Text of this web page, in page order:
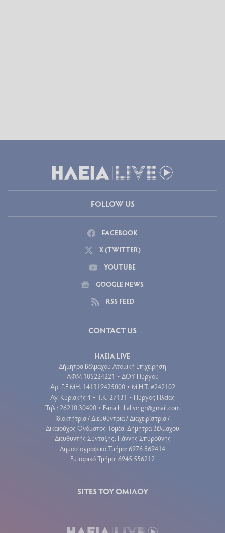
FOLLOW US
FACEBOOK
X (TWITTER)
YOUTUBE
GOOGLE NEWS
RSS FEED
CONTACT US
ΗΛΕΙΑ LIVE
Δήμητρα Βέλμαχου Ατομική Επιχείρηση
ΑΦΜ 105224221 • ΔΟΥ Πύργου
Aρ. Γ.Ε.ΜΗ. 141319425000 • Μ.Η.Τ. #242102
Αγ. Κυριακής 4 • Τ.Κ. 27131 • Πύργος Ηλείας
Τηλ.: 26210 30400 • E-mail: ilialive.gr@gmail.com
Ιδιοκτήτρια / Διευθύντρια / Διαχειρίστρια /
Δικαιούχος Ονόματος Τομέα: Δήμητρα Βέλμαχου
Διευθυντής Σύνταξης: Γιάννης Σπυρούνης
Δημοσιογραφικό Τμήμα: 6976 869414
Εμπορικό Τμήμα: 6945 556212
SITES ΤΟΥ ΟΜΙΛΟΥ